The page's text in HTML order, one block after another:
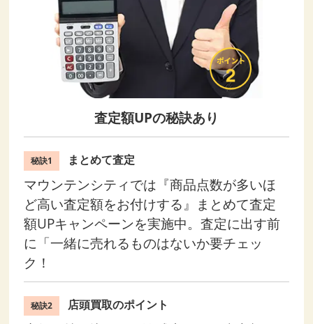
査定額UPの秘訣あり
秘訣1 まとめて査定
マウンテンシティでは『商品点数が多いほ
ど高い査定額をお付けする』まとめて査定
額UPキャンペーンを実施中。査定に出す前
に「一緒に売れるものはないか要チェッ
ク！
秘訣2 店頭買取のポイント